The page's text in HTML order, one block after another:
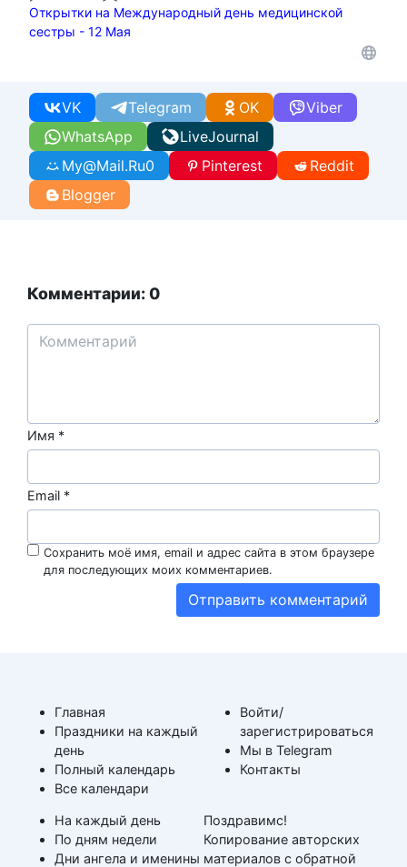
Открытки на Международный день медицинской
сестры - 12 Мая
WhatsApp
VK Telegram Viber
OK
LiveJournal
My@Mail.Ru0 Pinterest
Reddit
Blogger
Комментарии: 0
Имя *
Email *
Сохранить моё имя, email и адрес сайта в этом браузере
для последующих моих комментариев.
Главная
Праздники на каждый
день
Полный календарь
Все календари
На каждый день
По дням недели
Дни ангела и именины
Войти/
зарегистрироваться
Мы в Telegram
Контакты
Поздравимс!
Копирование авторских
материалов с обратной